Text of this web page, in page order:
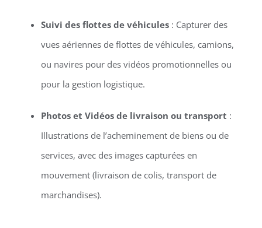
Suivi des flottes de véhicules: Capturer des
vues aériennes de flottes de véhicules, camions,
ou navires pour des vidéos promotionnelles ou
pour la gestion logistique.
Photos et Vidéos de livraison ou transport :
Illustrations de l’acheminement de biens ou de
services, avec des images capturées en
mouvement (livraison de colis, transport de
marchandises).